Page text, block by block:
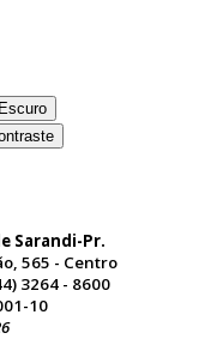
Sarandi-Pr.
565 - Centro
3264 - 8600
10